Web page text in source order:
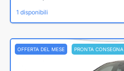
1 disponibili
OFFERTA DEL MESE PRONTA CONSEGNA